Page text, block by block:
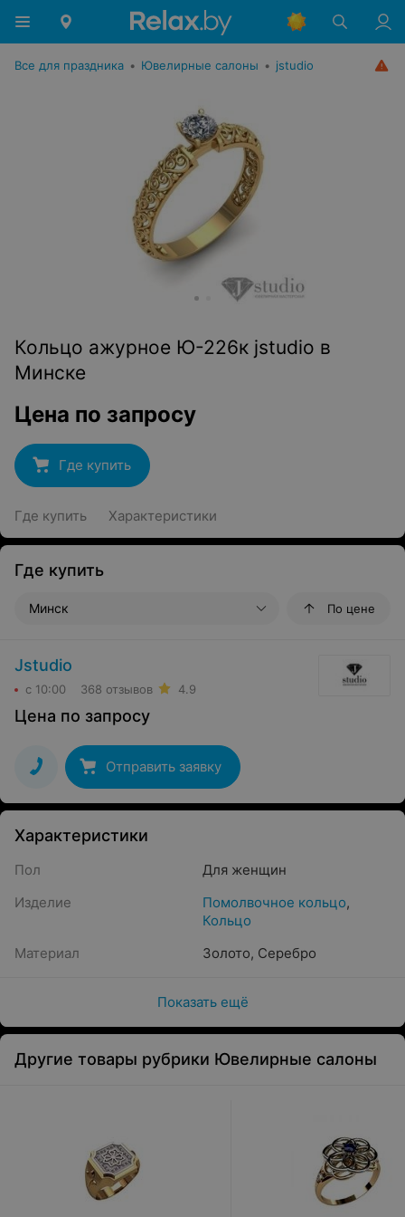
Все для праздника • Ювелирные салоны • jstudio
Кольцо ажурное Ю-226к jstudio в
Минске
Цена по запросу
Где купить
Где купить Характеристики
Где купить
Минск По цене
Jstudio
с 10:00 368 отзывов 4.9
Цена по запросу
Отправить заявку
Характеристики
Пол
Для женщин
Изделие
Помолвочное кольцо,
Кольцо
Материал
Золото, Серебро
Показать ещё
Другие товары рубрики Ювелирные салоны